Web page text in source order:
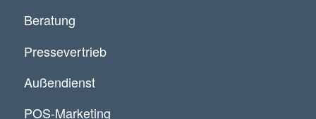
Beratung
Pressevertrieb
Außendienst
POS-Marketing